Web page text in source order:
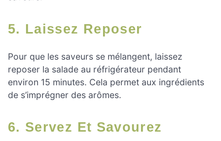
5. Laissez Reposer
Pour que les saveurs se mélangent, laissez
reposer la salade au réfrigérateur pendant
environ 15 minutes. Cela permet aux ingrédients
de s’imprégner des arômes.
6. Servez Et Savourez